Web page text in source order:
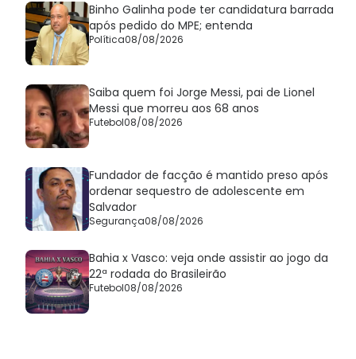
Binho Galinha pode ter candidatura barrada
após pedido do MPE; entenda
Política08/08/2026
Saiba quem foi Jorge Messi, pai de Lionel
Messi que morreu aos 68 anos
Futebol08/08/2026
Fundador de facção é mantido preso após
ordenar sequestro de adolescente em
Salvador
Segurança08/08/2026
Bahia x Vasco: veja onde assistir ao jogo da
22ª rodada do Brasileirão
Futebol08/08/2026